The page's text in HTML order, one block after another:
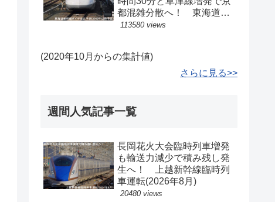
都混雑分散へ！ 東海道新
幹線ダイヤ改正予測(2040
113580 views
(2020年10月からの集計値)
さらに見る>>
週間人気記事一覧
長岡花火大会臨時列車増発
も輸送力減少で積み残し発
生へ！ 上越新幹線臨時列
車運転(2026年8月)
20480 views